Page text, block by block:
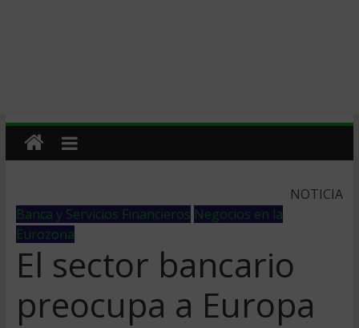
NOTICIA
Banca y Servicios Financieros Negocios en la
Eurozona
El sector bancario
preocupa a Europa